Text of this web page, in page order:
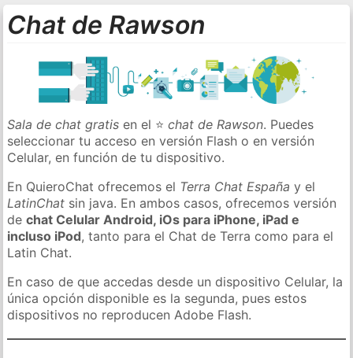
Chat de Rawson
Sala de chat gratis en el ⭐chat de Rawson. Puedes
seleccionar tu acceso en versión Flash o en versión
Celular, en función de tu dispositivo.
En QuieroChat ofrecemos el Terra Chat España y el
LatinChat sin java. En ambos casos, ofrecemos versión
dechat Celular Android, iOs para iPhone, iPad e
incluso iPod, tanto para el Chat de Terra como para el
Latin Chat.
En caso de que accedas desde un dispositivo Celular, la
única opción disponible es la segunda, pues estos
dispositivos no reproducen Adobe Flash.